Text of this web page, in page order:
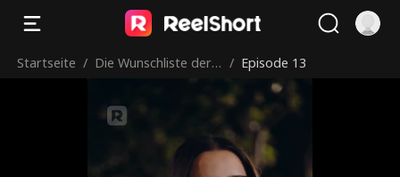
Startseite / Die Wunschliste der J
/ Episode 13